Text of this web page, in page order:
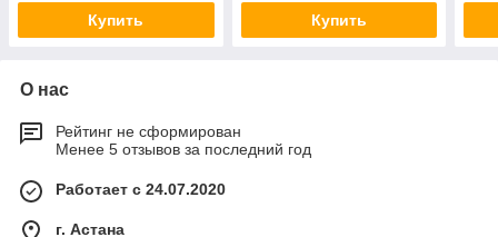
Купить Купить
О нас
Рейтинг не сформирован
Менее 5 отзывов за последний год
Работает с 24.07.2020
г. Астана